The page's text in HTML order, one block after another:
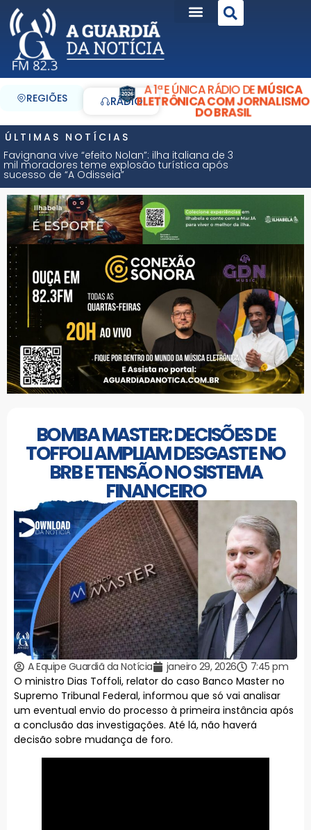
REGIÕES RÁDIO
A 1ª E ÚNICA RÁDIO DEMÚSICA
ELETRÔNICA COM JORNALISMO
DO BRASIL
ÚLTIMAS NOTÍCIAS
Favignana vive “efeito Nolan”: ilha italiana de 3
mil moradores teme explosão turística após
sucesso de “A Odisseia”
BOMBA MASTER: DECISÕES DE
TOFFOLI AMPLIAM DESGASTE NO
BRB E TENSÃO NO SISTEMA
FINANCEIRO
A Equipe Guardiã da Notícia janeiro 29, 2026
7:45 pm
O ministro Dias Toffoli, relator do caso Banco Master no
Supremo Tribunal Federal, informou que só vai analisar
um eventual envio do processo à primeira instância após
a conclusão das investigações. Até lá, não haverá
decisão sobre mudança de foro.